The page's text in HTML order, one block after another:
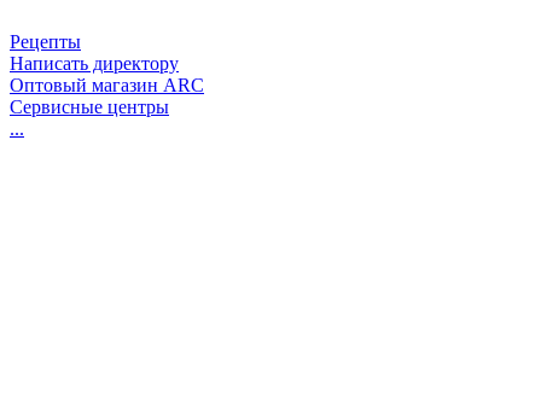
Рецепты
Написать директору
Оптовый магазин ARC
Сервисные центры
...